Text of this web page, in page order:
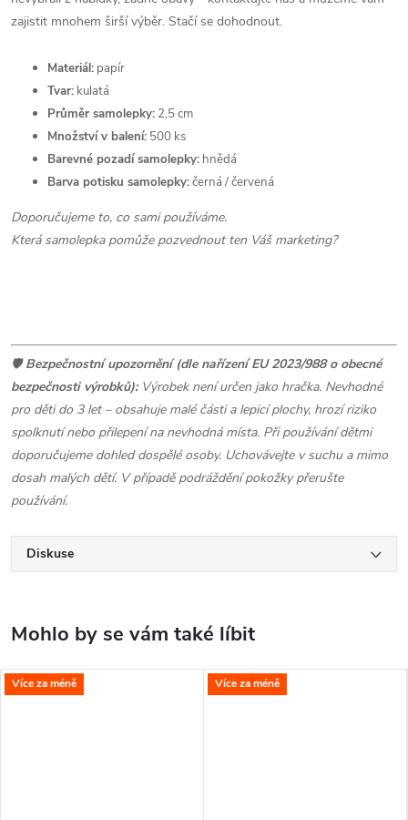
zajistit mnohem širší výběr. Stačí se dohodnout.
Materiál: papír
Tvar: kulatá
Průměr samolepky: 2,5 cm
Množství v balení: 500 ks
Barevné pozadí samolepky: hnědá
Barva potisku samolepky:černá / červená
Doporučujeme to, co sami používáme.
Která samolepka pomůže pozvednout ten Váš marketing?
🛡️Bezpečnostní upozornění (dle nařízení EU 2023/988 o obecné
bezpečnosti výrobků): Výrobek není určen jako hračka. Nevhodné
pro děti do 3 let – obsahuje malé části a lepicí plochy, hrozí riziko
spolknutí nebo přilepení na nevhodná místa. Při používání dětmi
doporučujeme dohled dospělé osoby. Uchovávejte v suchu a mimo
dosah malých dětí. V případě podráždění pokožky přerušte
používání.
Diskuse
Více za méně Více za méně